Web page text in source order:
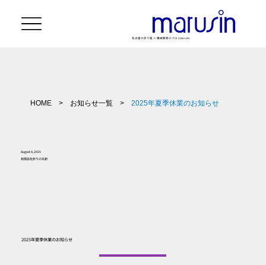
名古屋の折り屋 × 機械開発のプロ | marusin
HOME> お知らせ一覧> 2025年夏季休業のお知らせ
August 8, 2025
有限会社折りの丸新
2025年夏季休業のお知らせ